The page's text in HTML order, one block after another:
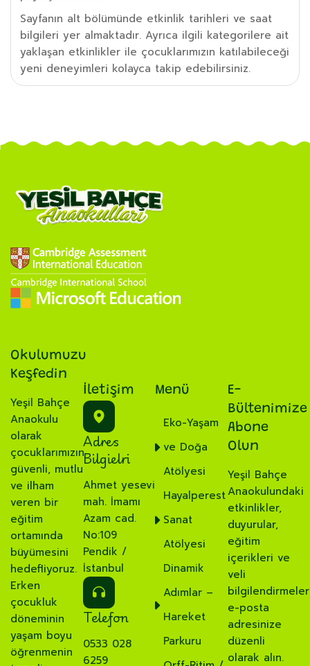
Sayfanın alt bölümünde etkinlik tarihleri ve saat
bilgileri yer almaktadır. Ayrıca ilgili kategorilere ait
yaklaşan etkinlikler ile çocuklarımızın katılabileceği
yeni deneyimleri kolayca takip edebilirsiniz.
Okulumuzu
Keşfedin
Yeşil Bahçe
Anaokulu
olarak
çocuklarımızın
güvenli, mutlu
ve ilham
veren bir
eğitim
ortamında
büyümesini
hedefliyoruz.
Erken
çocukluk
döneminin
yaşam boyu
öğrenmenin
İletişim
Adres
Bilgielri
Ahmet yesevi
mah. İmamı
Azam cad.
No:109
Pendik /
İstanbul
Telefon
0533 028
6259
Menü
Eko-Yaşam
ve Doğa
Atölyesi
Hayalperest
Sanat
Atölyesi
Dinamik
Adımlar –
Hareket
Parkuru
E-
Bültenimize
Abone
Olun
Yeşil Bahçe
Anaokulundaki
etkinlikler,
duyurular,
eğitim
içerikleri ve
veli
e-posta
adresinize
düzenli
olarak alın.